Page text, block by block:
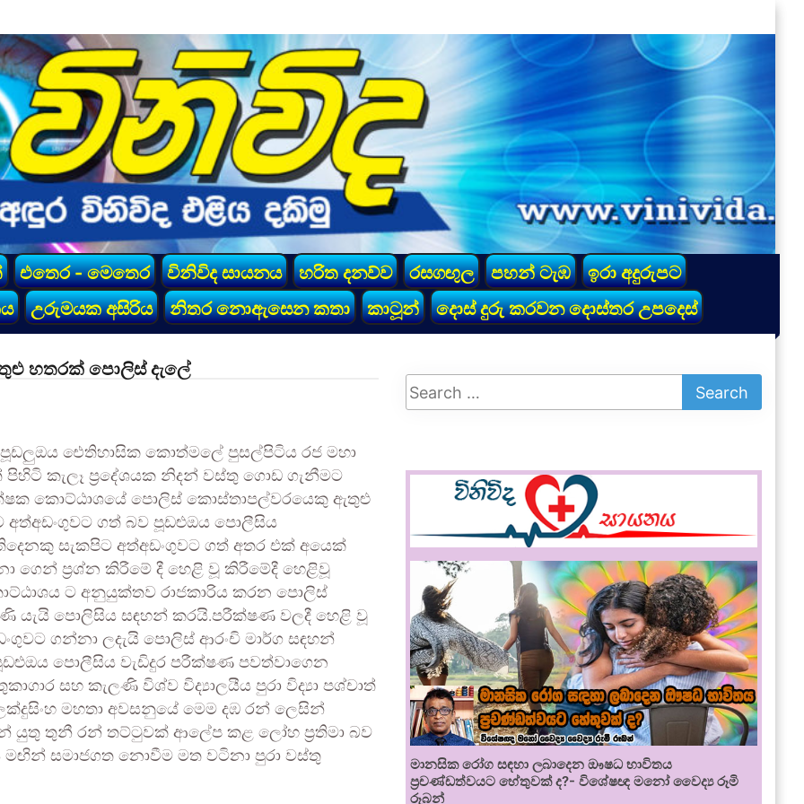
එතෙර - මෙතෙර විනිවිද සායනය හරිත දනව්ව රසගඟුල පහන් ටැඹ
ඉරා අදුරුපට
උරුමයක අසිරිය නිතර නොඇසෙන කතා කාටූන් දොස් දුරු කරවන දොස්තර උපදෙස්
හතරක් පොලිස් දැලේ
පූඩලුඔය ඓතිහාසික කොත්මලේ පුසල්පිටිය රජ මහා
කැලෑ ප්‍රදේශයක නිදන් වස්තු ගොඩ ගැනීමට
කොට්ඨාශයේ පොලිස් කොස්තාපල්වරයෙකු ඇතුළු
අත්අඩංගුවට ගත් බව පූඩළුඔය පොලීසිය
සැකපිට අත්අඩංගුවට ගත් අතර එක් අයෙක්
ගෙන් ප්‍රශ්න කිරීමේ දී හෙළි වූ කිරීමේදී හෙළිවූ
ට අනුයුක්තව රාජකාරිය කරන පොලිස්
යැයි පොලිසිය සඳහන් කරයි.පරීක්ෂණ වලදී හෙළි වූ
ගන්නා ලදැයි පොලිස් ආරංචි මාර්ග සඳහන්
පොලීසිය වැඩිදුර පරීක්ෂණ පවත්වාගෙන
සහ කැලණි විශ්ව විද්‍යාලයීය පුරා විද්‍යා පශ්චාත්
මහතා අවසනුයේ මෙම දඹ රන් ලෙසින්
යුතු තුනී රන් තට්ටුවක් ආලේප කළ ලෝහ ප්‍රතිමා බව
සමාජගත නොවීම මත වටිනා පුරා වස්තු
මානසික රෝග සඳහා ලබාදෙන ඖෂධ භාවිතය
ප්‍රචණ්ඩත්වයට හේතුවක් ද?- විශේෂඥ මනෝ වෛද්‍ය රූමි
රූබන්